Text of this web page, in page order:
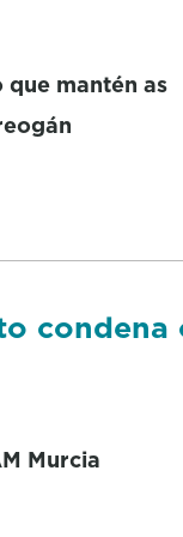
mantén as
condena
Murcia